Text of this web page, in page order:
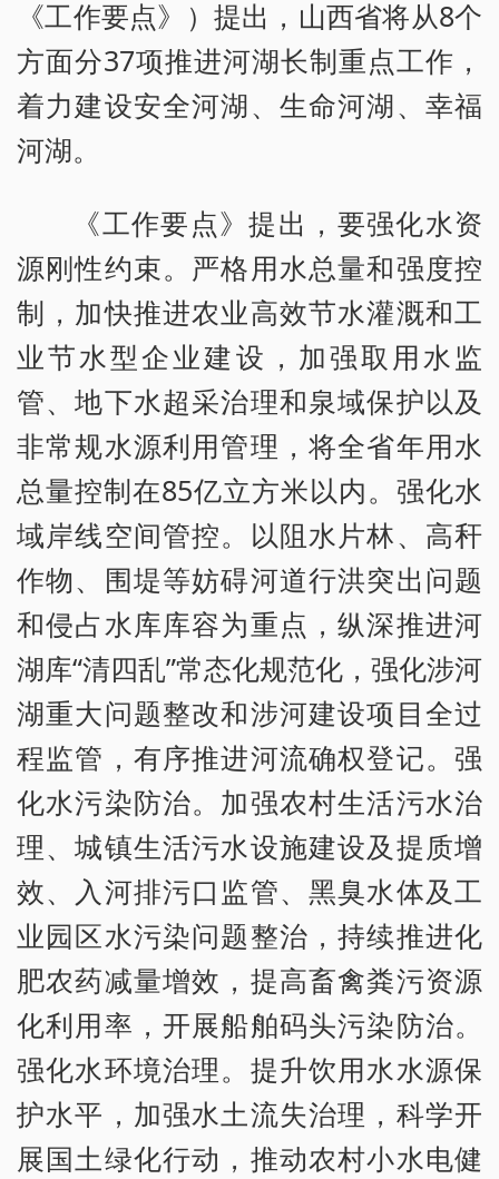
《工作要点》）提出，山西省将从8个
方面分37项推进河湖长制重点工作，
着力建设安全河湖、生命河湖、幸福
河湖。
《工作要点》提出，要强化水资
源刚性约束。严格用水总量和强度控
制，加快推进农业高效节水灌溉和工
业节水型企业建设，加强取用水监
管、地下水超采治理和泉域保护以及
非常规水源利用管理，将全省年用水
总量控制在85亿立方米以内。强化水
域岸线空间管控。以阻水片林、高秆
作物、围堤等妨碍河道行洪突出问题
和侵占水库库容为重点，纵深推进河
湖库“清四乱”常态化规范化，强化涉河
湖重大问题整改和涉河建设项目全过
程监管，有序推进河流确权登记。强
化水污染防治。加强农村生活污水治
理、城镇生活污水设施建设及提质增
效、入河排污口监管、黑臭水体及工
业园区水污染问题整治，持续推进化
肥农药减量增效，提高畜禽粪污资源
化利用率，开展船舶码头污染防治。
强化水环境治理。提升饮用水水源保
护水平，加强水土流失治理，科学开
展国土绿化行动，推动农村小水电健